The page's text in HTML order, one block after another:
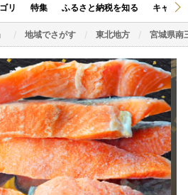
リ 特集 ふるさと納税を知る キャン
地域でさがす 東北地方 宮城県南